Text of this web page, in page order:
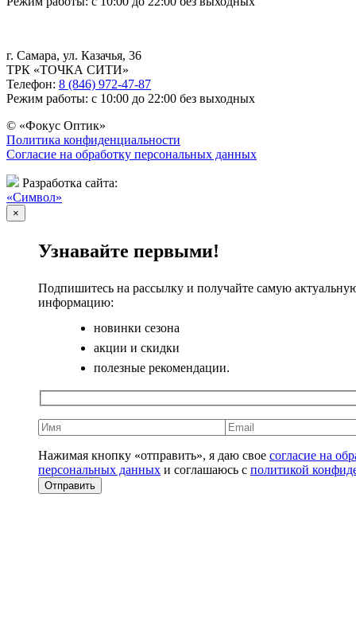
г. Самара, ул. Казачья, 36
ТРК «ТОЧКА СИТИ»
Телефон: 8 (846) 972-47-87
Режим работы: с 10:00 до 22:00 без выходных
© «Фокус Оптик»
Политика конфиденциальности
Согласие на обработку персональных данных
Разработка сайта:
«Символ»
×
Узнавайте первыми!
Подпишитесь на рассылку и получайте самую
информацию:
новинки сезона
акции и скидки
полезные рекомендации.
Нажимая кнопку «отправить», я даю свое согласие на
персональных данных и соглашаюсь с политикой